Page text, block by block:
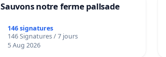
Sauvons notre ferme pallsade
146 signatures
146 Signatures / 7 jours
5 Aug 2026